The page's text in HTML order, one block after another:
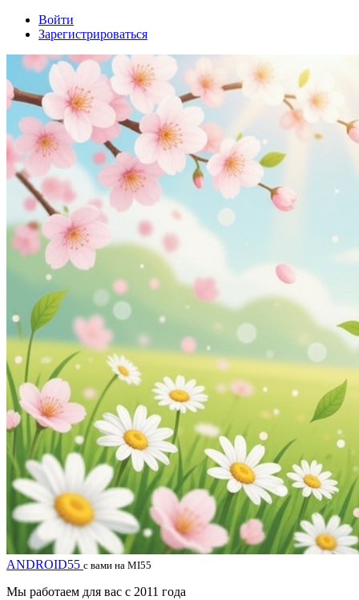
Войти
Зарегистрироваться
ANDROID55 с вами на MI55
Мы работаем для вас с 2011 года